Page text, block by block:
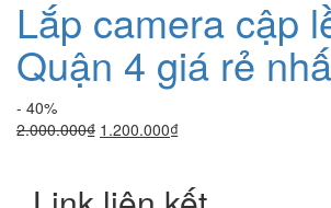
Lắp camera cập
Quận 4 giá rẻ
- 40%
2.000.000₫ Giá
2.000.000₫.
1.200.000₫Giá
là: